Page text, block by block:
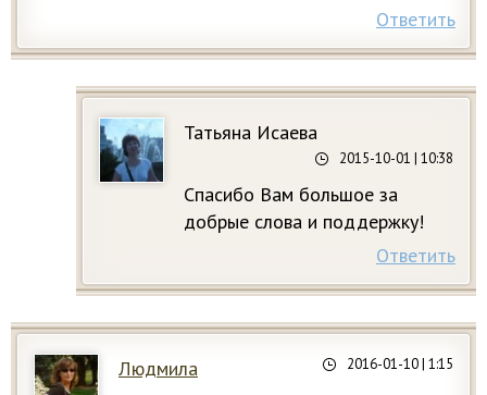
Ответить
Татьяна Исаева
2015-10-01 | 10:38
Спасибо Вам большое за
добрые слова и поддержку!
Ответить
Людмила 2016-01-10| 1:15